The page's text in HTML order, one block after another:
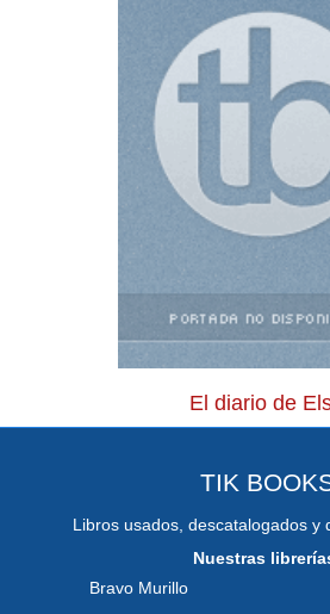
El diario de
TIK
Libros usados, descatalogados y
Nuestras
Bravo Murillo